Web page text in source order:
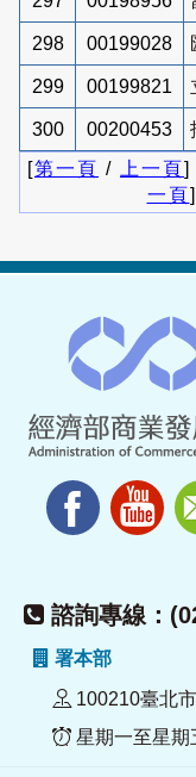
298 00199028
299 00199821
300 00200453
[第一頁 / 上一頁]
一頁
諮詢專線：
署本部
100210臺北
星期一至星期